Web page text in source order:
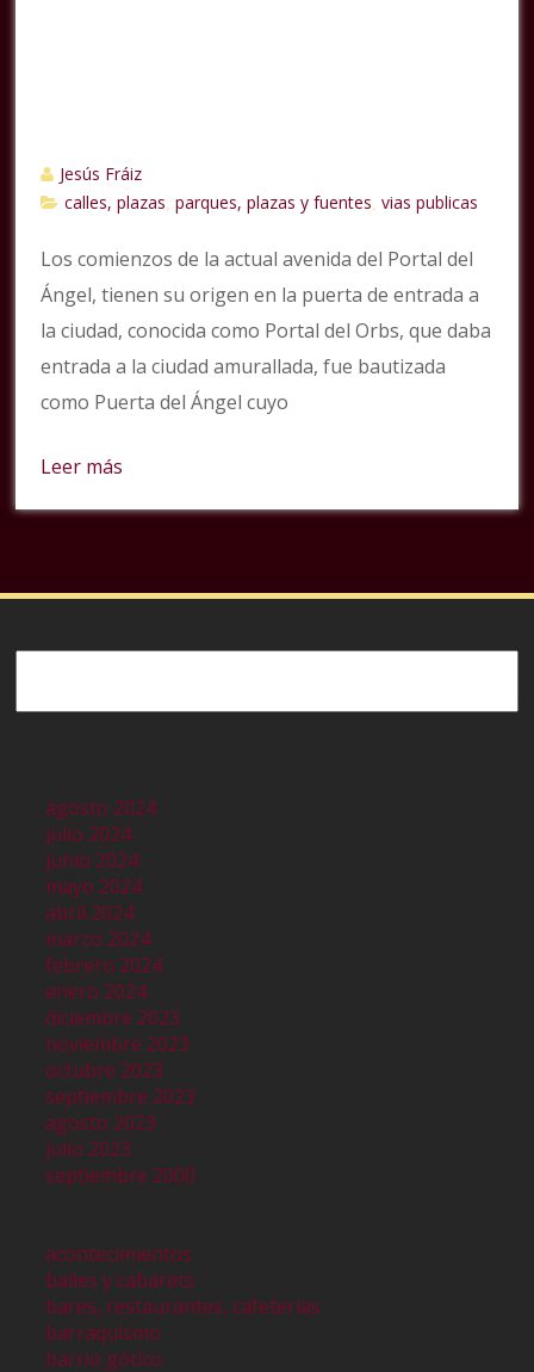
Jesús Fráiz
calles, plazas
,parques, plazas y fuentes ,vias publicas
Los comienzos de la actual avenida del Portal del
Ángel, tienen su origen en la puerta de entrada a
la ciudad, conocida como Portal del Orbs, que daba
entrada a la ciudad amurallada, fue bautizada
como Puerta del Ángel cuyo
Leer más
agosto 2024
julio 2024
junio 2024
mayo 2024
abril 2024
marzo 2024
febrero 2024
enero 2024
diciembre 2023
noviembre 2023
octubre 2023
septiembre 2023
agosto 2023
julio 2023
septiembre 2000
acontecimientos
bailes y cabarets
bares, restaurantes, cafeterías
barraquismo
barrio gótico